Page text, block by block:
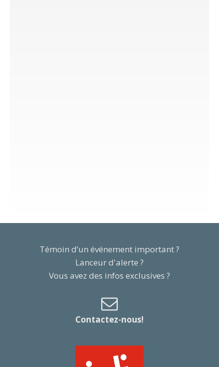
Témoin d’un événement important ?
Lanceur d'alerte ?
Vous avez des infos exclusives ?
Contactez-nous!